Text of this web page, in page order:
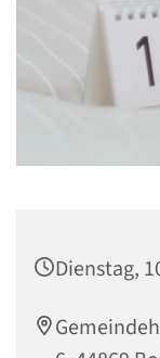
Dienstag,